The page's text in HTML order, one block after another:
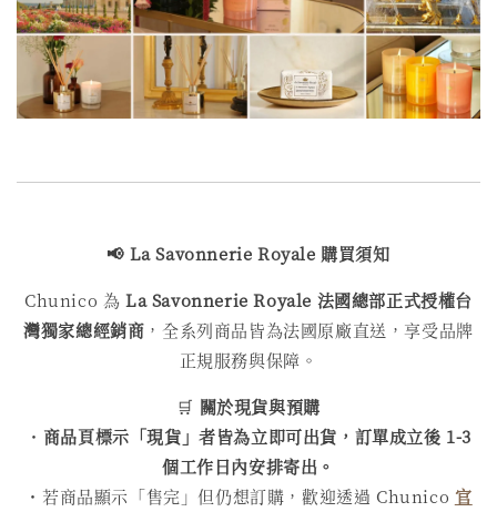
📢 La Savonnerie Royale 購買須知
Chunico 為 La Savonnerie Royale 法國總部正式授權台
灣獨家總經銷商 ，全系列商品皆為法國原廠直送，享受品牌
正規服務與保障。
🛒 關於現貨與預購
・ 商品頁標示「現貨」者皆為立即可出貨，訂單成立後 1-3
個工作日內安排寄出。
・若商品顯示「售完」但仍想訂購，歡迎透過 Chunico 官